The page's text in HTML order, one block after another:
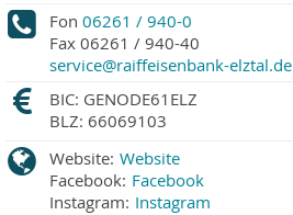
Fon 06261 / 940-0
Fax 06261 / 940-40
service@raiffeisenbank-elztal.de
BIC: GENODE61ELZ
BLZ: 66069103
Website: Website
Facebook: Facebook
Instagram: Instagram